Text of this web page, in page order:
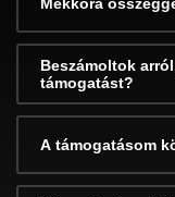
Beszámoltok
támogatást?
A támogatásom